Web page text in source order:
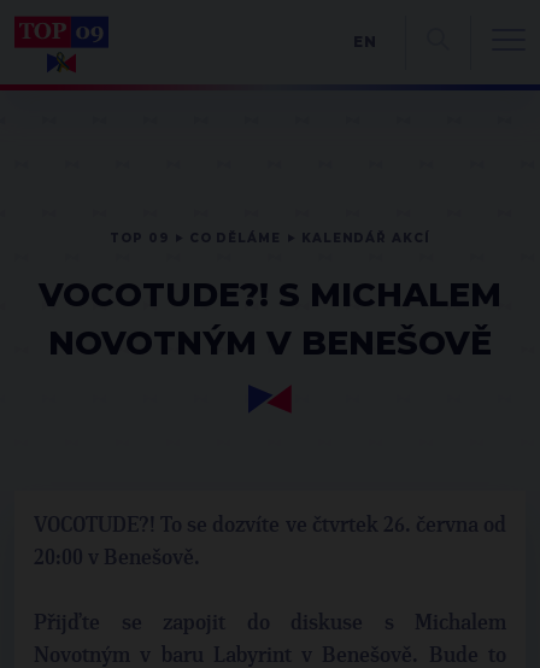
VOCOTUDE?! S MICHALEM
NOVOTNÝM V BENEŠOVĚ
VOCOTUDE?! To se dozvíte ve čtvrtek 26. června od
20:00 v Benešově.
Přijďte se zapojit do diskuse s Michalem
Novotným v baru Labyrint v Benešově. Bude to